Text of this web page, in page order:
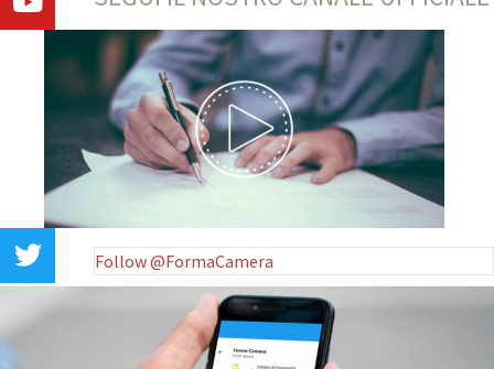
Follow @FormaCamera